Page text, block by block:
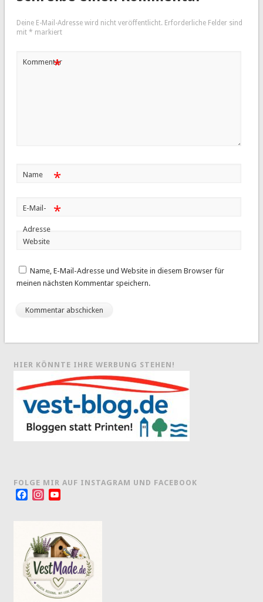
Deine E-Mail-Adresse wird nicht veröffentlicht. Erforderliche Felder sind
mit * markiert
Kommentar
*
Name *
E-Mail-
Adresse
*
Website
Name, E-Mail-Adresse und Website in diesem Browser für
meinen nächsten Kommentar speichern.
HIER KÖNNTE IHRE WERBUNG STEHEN!
FOLGE MIR AUF INSTAGRAM UND FACEBOOK
FacebookInstagram